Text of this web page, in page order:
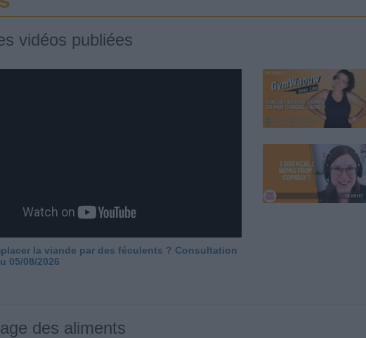
vidéos publiées
la viande par des féculents ? Consultation
05/08/2026
des aliments